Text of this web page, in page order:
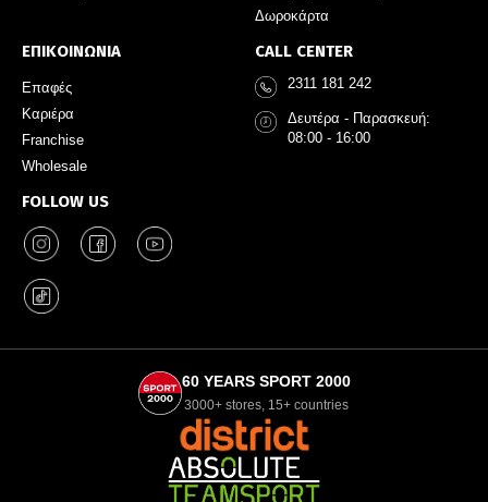
Δωροκάρτα
ΕΠΙΚΟΙΝΩΝΙΑ
Επαφές
Καριέρα
Franchise
Wholesale
FOLLOW US
CALL CENTER
2311 181 242
Δευτέρα - Παρασκευή:
08:00 - 16:00
60 YEARS SPORT 2000
3000+ stores, 15+ countries